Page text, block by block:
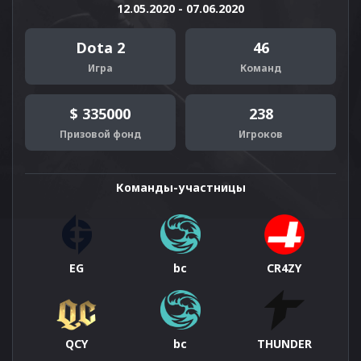
12.05.2020 - 07.06.2020
Dota 2
Игра
46
Команд
$ 335000
Призовой фонд
238
Игроков
Команды-участницы
EG bc CR4ZY
QCY bc THUNDER